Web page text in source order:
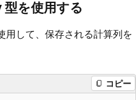
を使用する
用して、保存される計算列を
コピー